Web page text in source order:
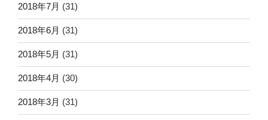
2018年7月 (31)
2018年6月 (31)
2018年5月 (31)
2018年4月 (30)
2018年3月 (31)